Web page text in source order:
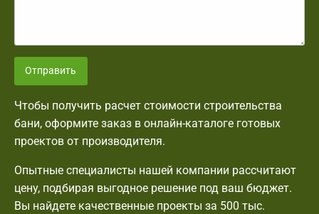
Отправить
Чтобы получить расчет стоимости строительства
бани, оформите заказ в онлайн-каталоге готовых
проектов от производителя.
Опытные специалисты нашей компании рассчитают
цену, подбирая выгодное решение под ваш бюджет.
Вы найдете качественные проекты за 500 тыс.